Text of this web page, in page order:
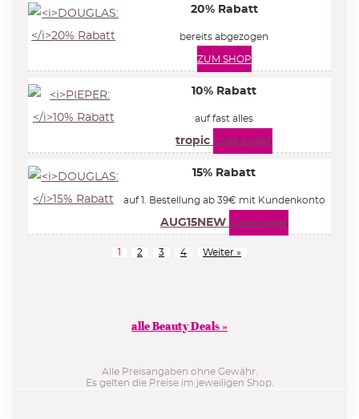
20% Rabatt
bereits abgezogen
ZUM SHOP
10% Rabatt
auf fast alles
tropic Code zeigen
15% Rabatt
auf 1. Bestellung ab 39€ mit Kundenkonto
AUG15NEW Code zeigen
2 3 4 Weiter »
alle Beauty Deals »
Alle Preisangaben ohne Gewähr.
Es gelten die Preise im jeweiligen Shop.